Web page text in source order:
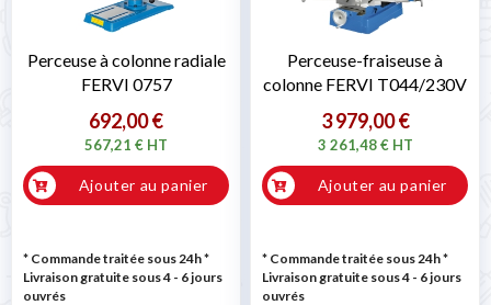
Perceuse à colonne radiale
FERVI 0757
692,00 €
567,21 € HT
Ajouter au panier
* Commande traitée sous 24h*
Livraison gratuite sous 4 - 6 jours
ouvrés
Perceuse-fraiseuse à
colonne FERVI T044/230V
3 979,00 €
3 261,48 € HT
Ajouter au panier
* Commande traitée sous 24h*
Livraison gratuite sous 4 - 6 jours
ouvrés